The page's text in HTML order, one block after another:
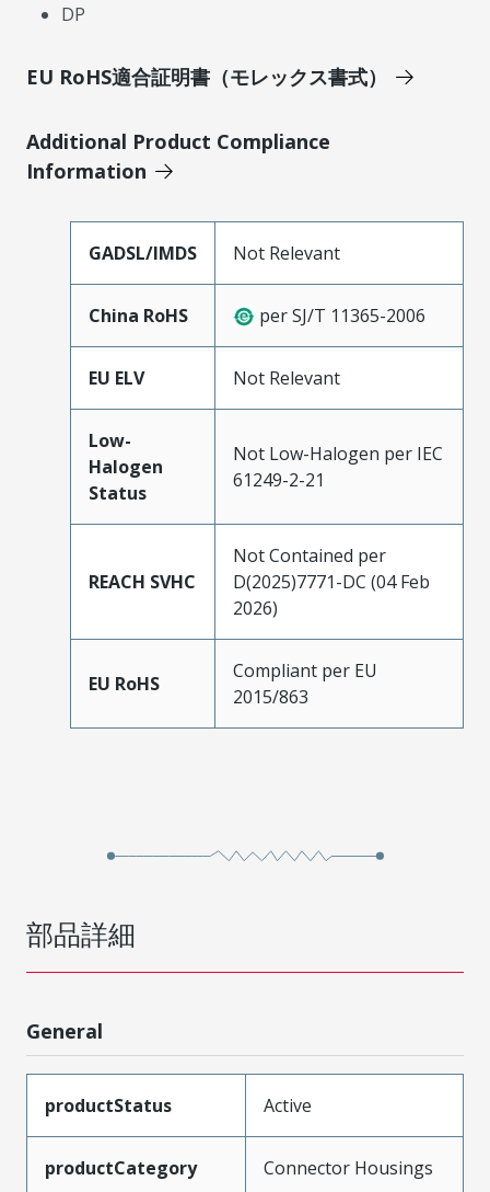
DP
EU RoHS適合証明書（モレックス書式）
Additional Product Compliance
Information
GADSL/IMDS Not Relevant
China RoHS per SJ/T 11365-2006
EU ELV Not Relevant
Low-
Halogen
Status
Not Low-Halogen per IEC
61249-2-21
REACH SVHC
Not Contained per
D(2025)7771-DC (04 Feb
2026)
EU RoHS
Compliant per EU
2015/863
部品詳細
General
productStatus Active
productCategory Connector Housings